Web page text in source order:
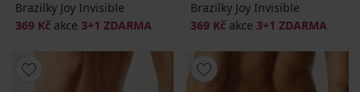
Brazilky Joy Invisible
369 Kč akce 3+1 ZDARMA
Brazilky Joy Invisible
369 Kč akce 3+1 ZDARMA